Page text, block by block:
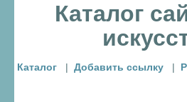
Каталог
Каталог | Добавить ссылку |